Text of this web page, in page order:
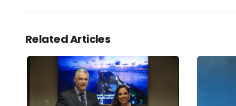
Related Articles